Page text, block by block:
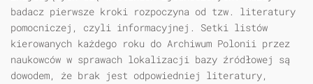
badacz pierwsze kroki rozpoczyna od tzw. literatury
pomocniczej, czyli informacyjnej. Setki listów
kierowanych każdego roku do Archiwum Polonii przez
naukowców w sprawach lokalizacji bazy źródłowej są
dowodem, że brak jest odpowiedniej literatury,